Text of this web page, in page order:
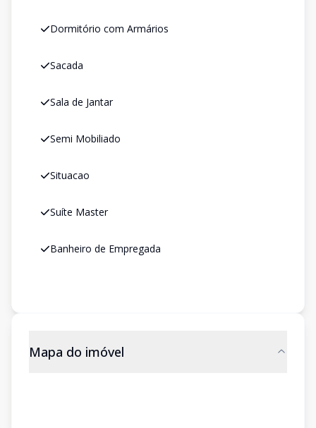
Dormitório com Armários
Sacada
Sala de Jantar
Semi Mobiliado
Situacao
Suíte Master
Banheiro de Empregada
Mapa do imóvel